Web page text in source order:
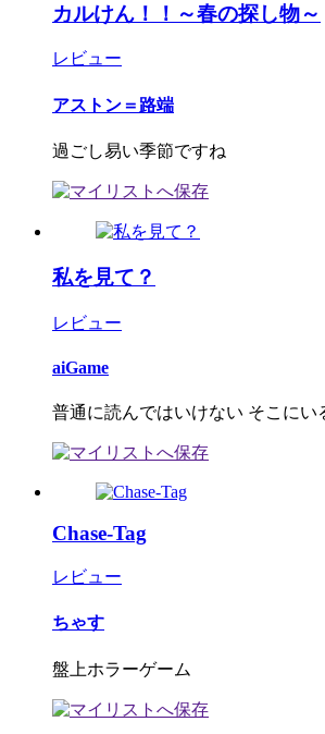
カルけん！！～春の探し物～
レビュー
アストン＝路端
過ごし易い季節ですね
私を見て？
レビュー
aiGame
普通に読んではいけない そこにい
Chase-Tag
レビュー
ちゃす
盤上ホラーゲーム